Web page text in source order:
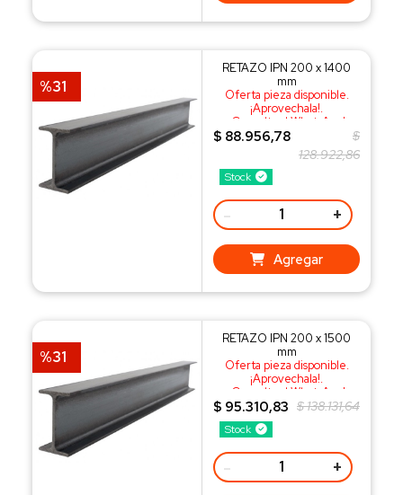
%31
Stock
RETAZO IPN 200 x 1400
mm
Oferta pieza disponible.
¡Aprovechala!.
¡Consulta al WhatsApp!
$ 88.956,78
$
128.922,86
- +
Agregar
%31
Stock
RETAZO IPN 200 x 1500
mm
Oferta pieza disponible.
¡Aprovechala!.
¡Consulta al WhatsApp!
$ 95.310,83 $ 138.131,64
- +